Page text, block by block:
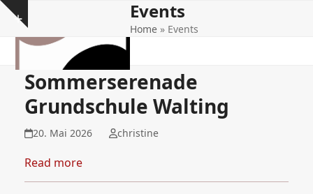
Skip
content
Show
notice
Open
mobile
Close
mobile
Events
Home» Events
Sommerserenade
Grundschule Walting
20. Mai 2026 christine
Read more